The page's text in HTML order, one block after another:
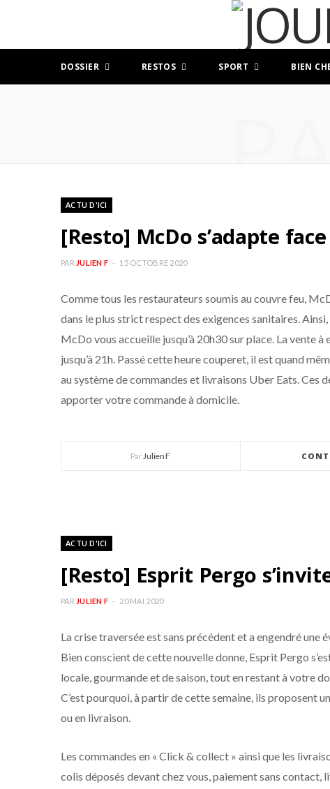
DOSSIER RESTOS SPORT BIEN
ACTU D'ICI
[Resto] McDo s’adapte
PAR JULIEN F 15 OCTOBRE 2020
Comme tous les restaurateurs soumis au couvre feu,
dans le plus strict respect des exigences sanitaires.
McDo vous accueille jusqu’à 20h30 sur place. La vente
jusqu’à 21h. Passé cette heure couperet, il est quand
au système de commandes et livraisons Uber Eats.
apporter votre commande à domicile.
ParJulien F
ACTU D'ICI
[Resto] Esprit Pergo
PAR JULIEN F 20 MAI 2020
La crise traversée est sans précédent et a engendré une
Bien conscient de cette nouvelle donne, Esprit Pergo
locale, gourmande et de saison, tout en restant à votre
C’est pourquoi, à partir de cette semaine, ils proposent
ou en livraison.
Les commandes en « Click & collect » ainsi que les
colis déposés devant chez vous, paiement sans